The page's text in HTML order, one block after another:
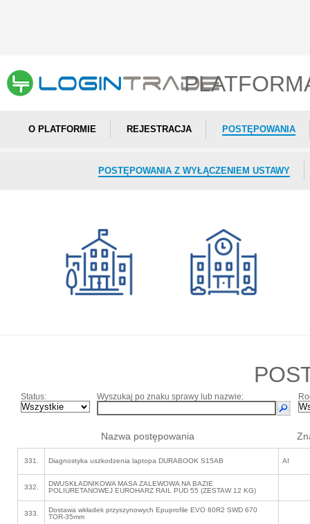
O PLATFORMIE REJESTRACJA POSTĘPOWANIA
POSTĘPOWANIA Z WYŁĄCZENIEM USTAWY
Status: Wyszukaj po znaku sprawy lub nazwie:
Nazwa postępowania
331. Diagnostyka uszkodzenia laptopa DURABOOK S15AB AI
332.
DWUSKŁADNIKOWA MASA ZALEWOWA NA BAZIE
POLIURETANOWEJ EUROHARZ RAIL PUD 55 (ZESTAW 12 KG)
333.
Dostawa wkładek przyszynowych Epuprofile EVO 60R2 SWD 670
TOR-35mm